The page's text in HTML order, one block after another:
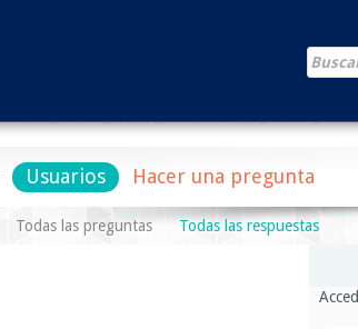
Usuarios Hacer una pregunta
Todas las preguntas Todas las respuestas